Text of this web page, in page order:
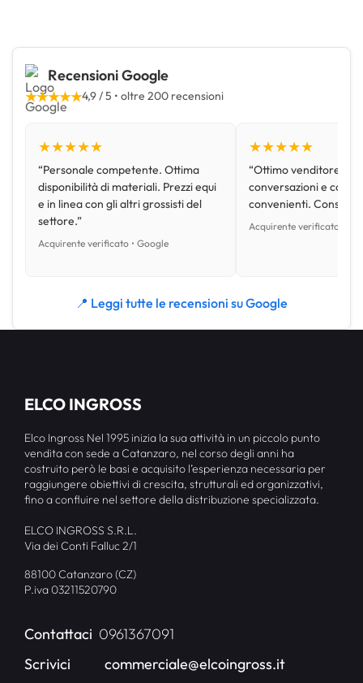
Recensioni Google
★★★★★4,9 / 5 • oltre 200 recensioni
★★★★★
“Personale competente. Ottima
disponibilità di materiali. Prezzi equi
e in linea con gli altri grossisti del
settore.”
Acquirente verificato • Google
★★★★★
“Ottimo venditore,
conversazioni e con
convenienti.
Acquirente verificato •
📍 Leggi tutte le recensioni su Google
ELCO INGROSS
Elco Ingross Nel 1995 inizia la sua attività in un piccolo punto
vendita con sede a Catanzaro, nel corso degli anni ha
costruito però le basi e acquisito l’esperienza necessaria per
raggiungere obiettivi di crescita, strutturali ed organizzativi,
fino a confluire nel settore della distribuzione specializzata.
ELCO INGROSS S.R.L.
Via dei Conti Falluc 2/1
88100 Catanzaro (CZ)
P.iva 03211520790
Contattaci 0961367091
Scrivici
commerciale@elcoingross.it